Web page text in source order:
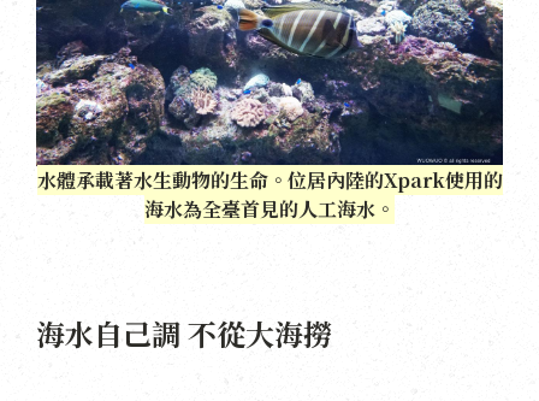
水體承載著水生動物的生命。位居內陸的Xpark使用的
海水為全臺首見的人工海水。
海水自己調 不從大海撈